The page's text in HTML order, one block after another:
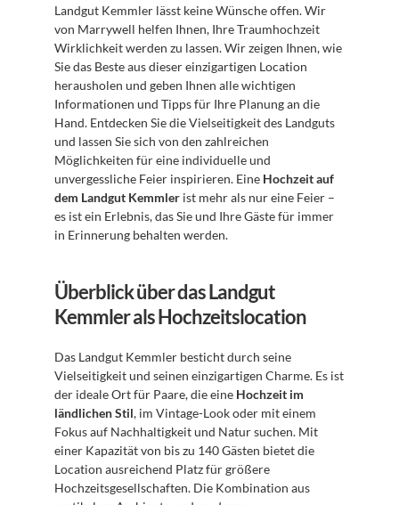
Landgut Kemmler lässt keine Wünsche offen. Wir
von Marrywell helfen Ihnen, Ihre Traumhochzeit
Wirklichkeit werden zu lassen. Wir zeigen Ihnen, wie
Sie das Beste aus dieser einzigartigen Location
herausholen und geben Ihnen alle wichtigen
Informationen und Tipps für Ihre Planung an die
Hand. Entdecken Sie die Vielseitigkeit des Landguts
und lassen Sie sich von den zahlreichen
Möglichkeiten für eine individuelle und
unvergessliche Feier inspirieren. Eine Hochzeit auf
dem Landgut Kemmler ist mehr als nur eine Feier –
es ist ein Erlebnis, das Sie und Ihre Gäste für immer
in Erinnerung behalten werden.
Überblick über das Landgut
Kemmler als Hochzeitslocation
Das Landgut Kemmler besticht durch seine
Vielseitigkeit und seinen einzigartigen Charme. Es ist
der ideale Ort für Paare, die eine Hochzeit im
ländlichen Stil, im Vintage-Look oder mit einem
Fokus auf Nachhaltigkeit und Natur suchen. Mit
einer Kapazität von bis zu 140 Gästen bietet die
Location ausreichend Platz für größere
Hochzeitsgesellschaften. Die Kombination aus